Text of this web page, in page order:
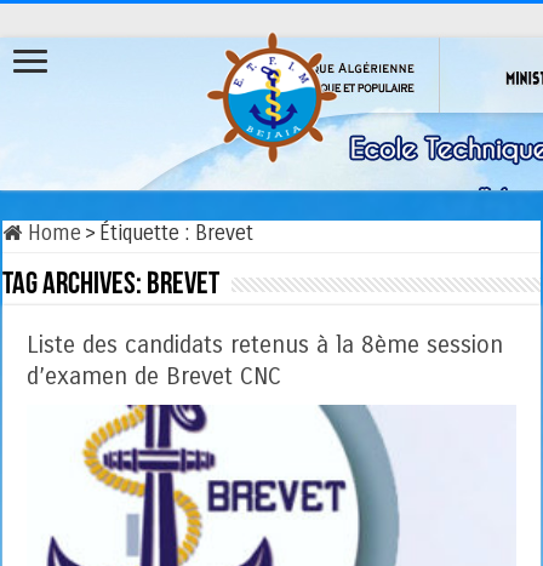
Home > Étiquette : Brevet
Tag Archives: Brevet
Liste des candidats retenus à la 8ème session
d’examen de Brevet CNC